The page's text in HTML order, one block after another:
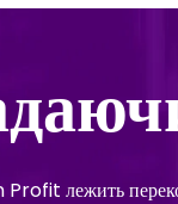
лежить